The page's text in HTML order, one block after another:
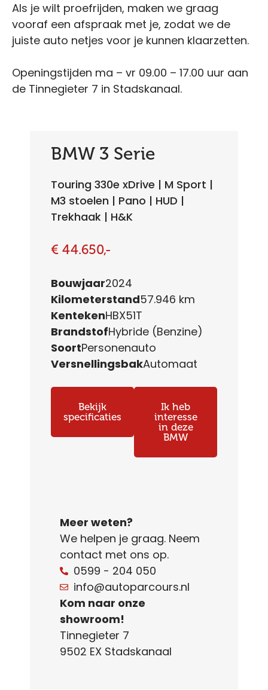
Als je wilt proefrijden, maken we graag
vooraf een afspraak met je, zodat we de
juiste auto netjes voor je kunnen klaarzetten.
Openingstijden ma – vr 09.00 – 17.00 uur aan
de Tinnegieter 7 in Stadskanaal.
BMW 3 Serie
Touring 330e xDrive | M Sport |
M3 stoelen | Pano | HUD |
Trekhaak | H&K
€ 44.650,-
Bouwjaar2024
Kilometerstand57.946 km
KentekenHBX51T
BrandstofHybride (Benzine)
SoortPersonenauto
VersnellingsbakAutomaat
Bekijk
specificaties
Ik heb
interesse
in deze
BMW
Meer weten?
We helpen je graag. Neem
contact met ons op.
0599 - 204 050
info@autoparcours.nl
Kom naar onze
showroom!
Tinnegieter 7
9502 EX Stadskanaal